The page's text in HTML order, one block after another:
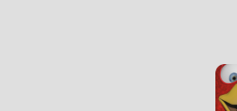
e aproveite os jogos de